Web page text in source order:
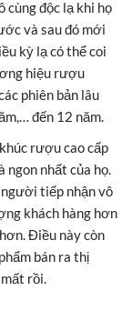
độc lạ khi họ
và sau đó mới
kỳ lạ có thể coi
hiệu rượu
phiên bản lâu
đến 12 năm.
rượu cao cấp
ngon nhất của họ.
tiếp nhận vô
khách hàng hơn
Điều này còn
bán ra thị
rồi.